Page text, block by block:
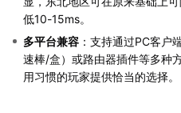
低10-15ms。
多平台兼容 ：支持通过PC客户
速棒/盒）或路由器插件等多种
用习惯的玩家提供恰当的选择。